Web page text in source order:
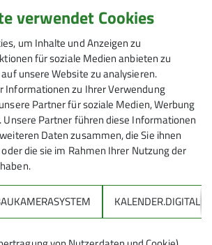
- Heidelandschaft -
Landschaft - Imposante
der größten Festungsanlage
mit Mettnau und
, Schwarzwald- und
- „Garten Gottes“
verwendet Cookies
um Inhalte und Anzeigen zu
für soziale Medien anbieten zu
unsere Website zu analysieren.
Informationen zu Ihrer Verwendung
Partner für soziale Medien, Werbung
Unsere Partner führen diese Informationen
Daten zusammen, die Sie ihnen
die sie im Rahmen Ihrer Nutzung der
KALENDER.DIGITAL